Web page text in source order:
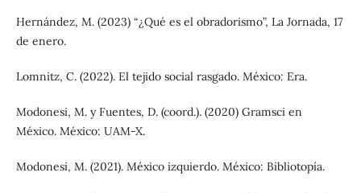
Hernández, M. (2023) “¿Qué es el obradorismo”, La Jornada, 17
de enero.
Lomnitz, C. (2022). El tejido social rasgado. México: Era.
Modonesi, M. y Fuentes, D. (coord.). (2020) Gramsci en
México. México: UAM-X.
Modonesi, M. (2021). México izquierdo. México: Bibliotopía.